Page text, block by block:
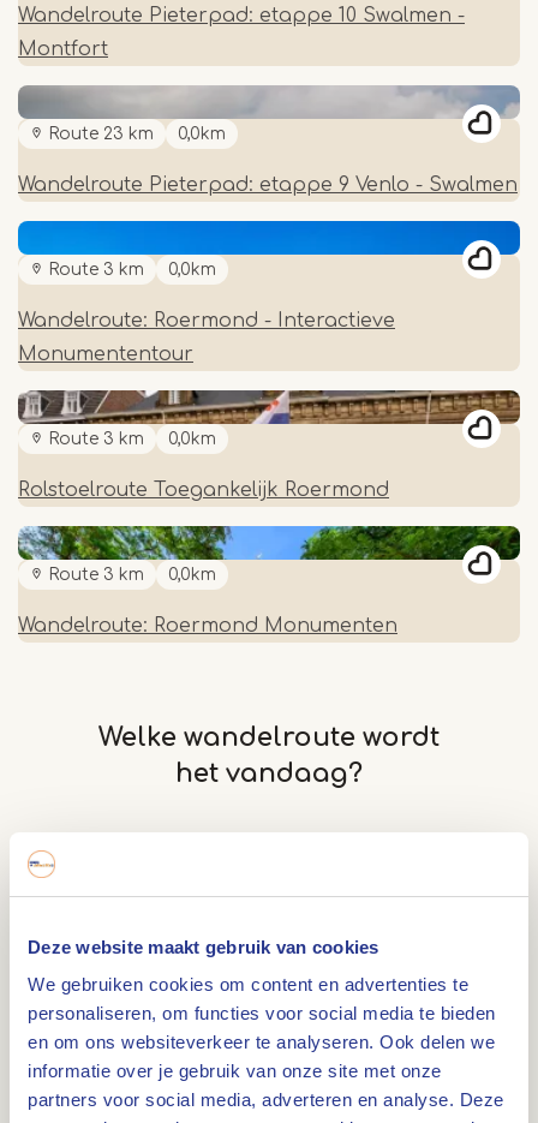
Deze website maakt gebruik van cookies
We gebruiken cookies om content en advertenties te
personaliseren, om functies voor social media te bieden
en om ons websiteverkeer te analyseren. Ook delen we
informatie over je gebruik van onze site met onze
partners voor social media, adverteren en analyse. Deze
Wandelroute Pieterpad: etappe 10 Swalmen -
Montfort
Route 23 km 0,0km
Wandelroute Pieterpad: etappe 9 Venlo - Swalmen
Route 3 km 0,0km
Wandelroute: Roermond - Interactieve
Monumententour
Route 3 km 0,0km
Rolstoelroute Toegankelijk Roermond
Route 3 km 0,0km
Wandelroute: Roermond Monumenten
Welke wandelroute wordt
het vandaag?
Waarom wandelen in Limburg?
Nationale Parken De Meinweg en
Peel, het Leudal, deMaasplassenen talloze
kleine natuurgebieden is er altijd iets nieuws te
ontdekken. Dankzij het knooppuntensysteem
kun je zelf routes samenstellen, maar ook
kiezen voor één van de vele themaroutes.